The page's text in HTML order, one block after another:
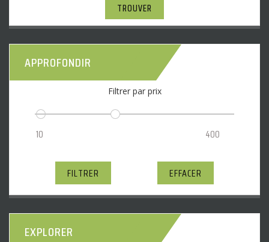
TROUVER
APPROFONDIR
Filtrer par prix
FILTRER EFFACER
EXPLORER